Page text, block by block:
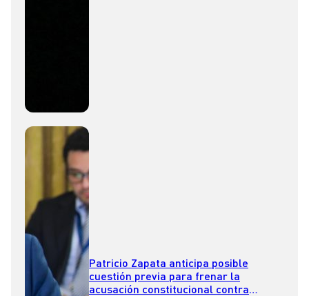
Patricio Zapata anticipa posible
cuestión previa para frenar la
acusación constitucional contra